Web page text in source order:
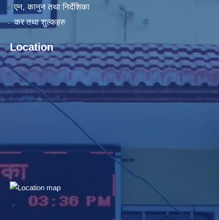
एन, कानुन तथा निर्देशिका
कर तथा शुल्कहरु
Location